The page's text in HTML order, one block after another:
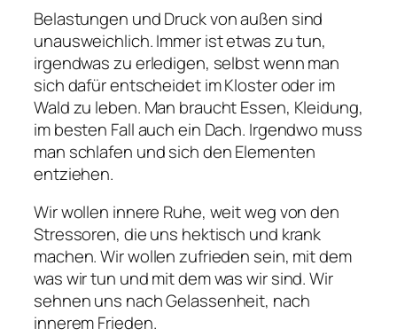
Belastungen und Druck von außen sind
unausweichlich. Immer ist etwas zu tun,
irgendwas zu erledigen, selbst wenn man
sich dafür entscheidet im Kloster oder im
Wald zu leben. Man braucht Essen, Kleidung,
im besten Fall auch ein Dach. Irgendwo muss
man schlafen und sich den Elementen
entziehen.
Wir wollen innere Ruhe, weit weg von den
Stressoren, die uns hektisch und krank
machen. Wir wollen zufrieden sein, mit dem
was wir tun und mit dem was wir sind. Wir
sehnen uns nach Gelassenheit, nach
innerem Frieden.